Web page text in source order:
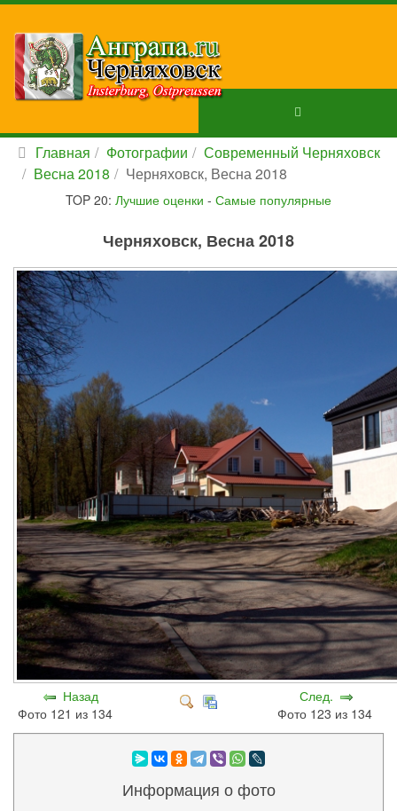
Главная Фотографии
Современный Черняховск
Весна 2018
Черняховск, Весна 2018
TOP 20: Лучшие оценки - Самые популярные
Черняховск, Весна 2018
Назад
Фото 121 из 134
След.
Фото 123 из 134
Информация о фото